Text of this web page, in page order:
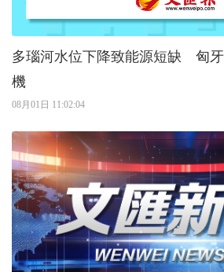
多瑙河水位下降致能源短缺 匈
機
08月01日 11:02:04